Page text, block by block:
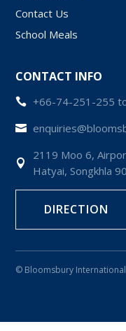
Contact Us
School Meals
CONTACT INFO
 +66-74-251-255


2119 Moo 6,
Hatyai, Songkhla
DIRECTION
© Bloomsbury